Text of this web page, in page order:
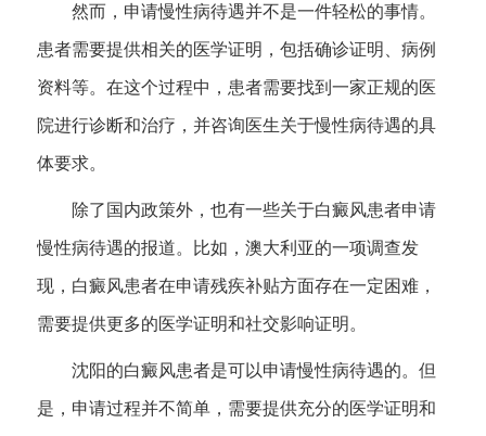
然而，申请慢性病待遇并不是一件轻松的事情。
患者需要提供相关的医学证明，包括确诊证明、病例
资料等。在这个过程中，患者需要找到一家正规的医
院进行诊断和治疗，并咨询医生关于慢性病待遇的具
体要求。
除了国内政策外，也有一些关于白癜风患者申请
慢性病待遇的报道。比如，澳大利亚的一项调查发
现，白癜风患者在申请残疾补贴方面存在一定困难，
需要提供更多的医学证明和社交影响证明。
沈阳的白癜风患者是可以申请慢性病待遇的。但
是，申请过程并不简单，需要提供充分的医学证明和